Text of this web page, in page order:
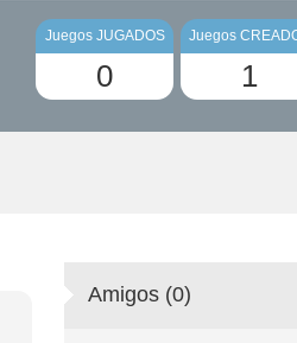
Juegos JUGADOS
0
Juegos
1
Amigos (0)